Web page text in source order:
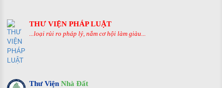
THƯ VIỆN PHÁP LUẬT
...loại rủi ro pháp lý, nắm cơ hội làm giàu...
Thư Viện Nhà Đất